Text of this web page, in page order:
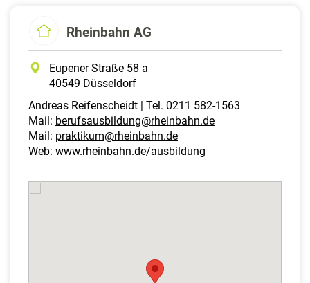
Rheinbahn AG
Eupener Straße 58 a
40549 Düsseldorf
Andreas Reifenscheidt | Tel. 0211 582-1563
Mail: berufsausbildung@rheinbahn.de
Mail: praktikum@rheinbahn.de
Web: www.rheinbahn.de/ausbildung